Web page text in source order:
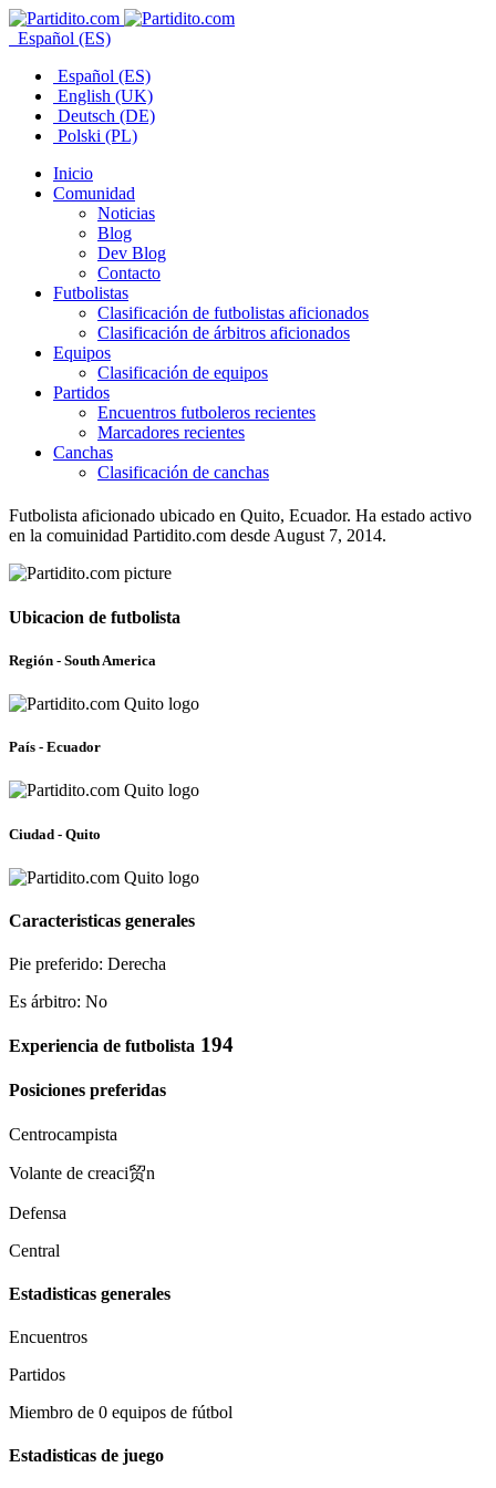
Español (ES)
Español (ES)
English (UK)
Deutsch (DE)
Polski (PL)
Inicio
Comunidad
Noticias
Blog
Dev Blog
Contacto
Futbolistas
Clasificación de futbolistas aficionados
Clasificación de árbitros aficionados
Equipos
Clasificación de equipos
Partidos
Encuentros futboleros recientes
Marcadores recientes
Canchas
Clasificación de canchas
Futbolista aficionado ubicado en Quito, Ecuador. Ha estado activo
en la comuinidad Partidito.com desde August 7, 2014.
Ubicacion de futbolista
Región - South America
País - Ecuador
Ciudad - Quito
Caracteristicas generales
Pie preferido: Derecha
Es árbitro: No
Experiencia de futbolista 194
Posiciones preferidas
Centrocampista
Volante de creaci贸n
Defensa
Central
Estadisticas generales
Encuentros
Partidos
Miembro de 0 equipos de fútbol
Estadisticas de juego